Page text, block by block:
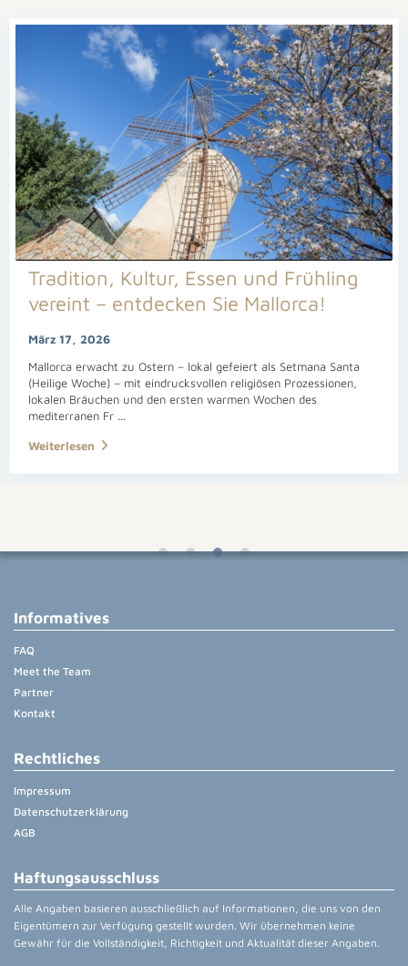
Tradition, Kultur, Essen und Frühling
vereint – entdecken Sie Mallorca!
März 17, 2026
Mallorca erwacht zu Ostern – lokal gefeiert als Setmana Santa
(Heilige Woche) – mit eindrucksvollen religiösen Prozessionen,
lokalen Bräuchen und den ersten warmen Wochen des
mediterranen Fr ...
Weiterlesen
Informatives
FAQ
Meet the Team
Partner
Kontakt
Rechtliches
Impressum
Datenschutzerklärung
AGB
Haftungsausschluss
Alle Angaben basieren ausschließlich auf Informationen, die uns von den
Eigentümern zur Verfügung gestellt wurden. Wir übernehmen keine
Gewähr für die Vollständigkeit, Richtigkeit und Aktualität dieser Angaben.